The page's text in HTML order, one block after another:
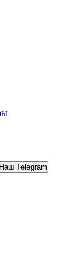
Наш Telegram